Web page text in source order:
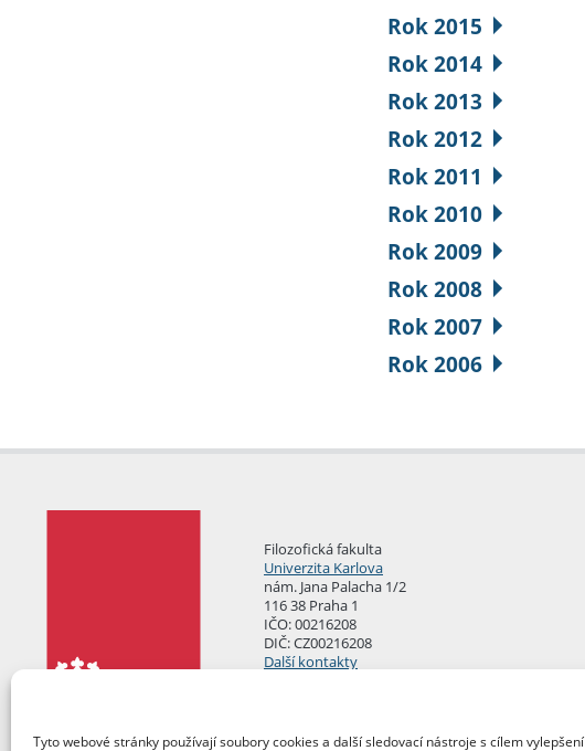
Tyto webové stránky používají soubory cookies a další sledovací nástroje s cílem vylepšení
Rok 2015
Rok 2014
Rok 2013
Rok 2012
Rok 2011
Rok 2010
Rok 2009
Rok 2008
Rok 2007
Rok 2006
Filozofická fakulta
Univerzita Karlova
nám. Jana Palacha 1/2
116 38 Praha 1
IČO: 00216208
DIČ: CZ00216208
Další kontakty